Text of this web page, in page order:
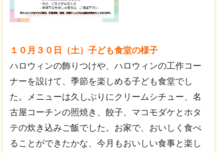
１０月３０日（土）子ども食堂の様子
ハロウィンの飾りつけや、ハロウィンの工作コー
ナーを設けて、季節を楽しめる子ども食堂でし
た。メニューは久しぶりにクリームシチュー、名
古屋コーチンの照焼き、餃子、マコモダケとホタ
テの炊き込みご飯でした。お家で、おいしく食べ
ることができたかな、今月もおいしい食事と楽し